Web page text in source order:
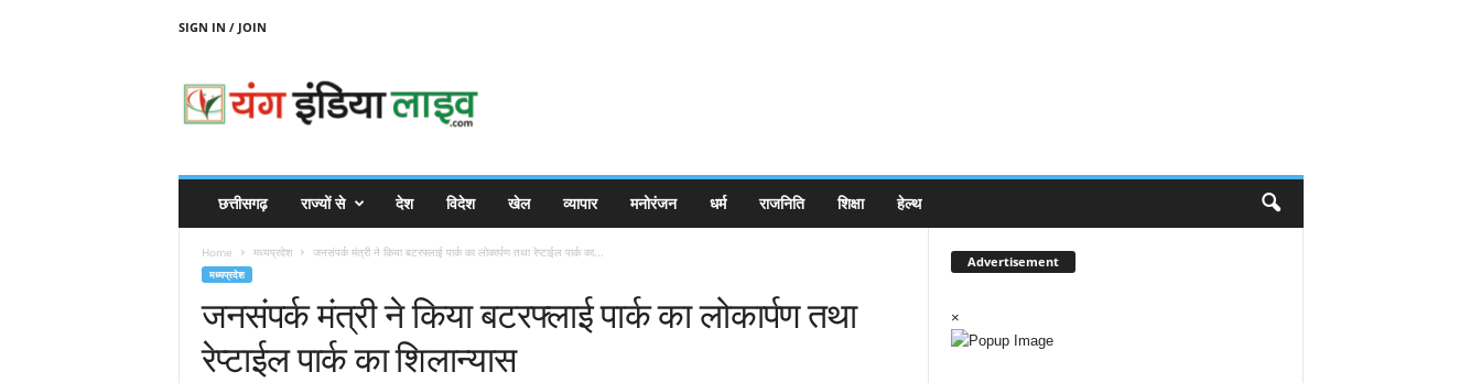
SIGN IN / JOIN
N
छत्तीसगढ़ राज्यों से देश विदेश खेल व्यापार मनोरंजन धर्म राजनिति शिक्षा हेल्थ
Home मध्यप्रदेश जनसंपर्क मंत्री ने किया बटरफ्लाई पार्क का लोकार्पण तथा रेप्टाईल पार्क का...
मध्यप्रदेश
जनसंपर्क मंत्री ने किया बटरफ्लाई पार्क का लोकार्पण तथा
रेप्टाईल पार्क का शिलान्यास
Advertisement
×